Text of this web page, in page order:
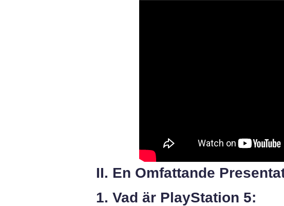
II. En Omfattande
1. Vad är PlayStation 5: